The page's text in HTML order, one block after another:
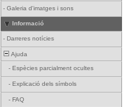
- Galeria d'imatges i sons
Informació
- Darreres notícies
Ajuda
- Espècies parcialment ocultes
- Explicació dels símbols
- FAQ